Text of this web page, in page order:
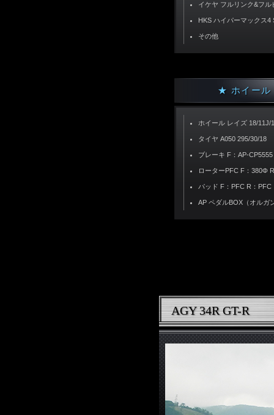
イケヤ フルリンク&フル
HKS ハイパーマックス4
その他
★ ホイール
ホイール レイズ 18/11J/
タイヤ A050 295/30/18
ブレーキ F：AP-
ローターPFC F：380Φ
パッド F：PFC R：PFC
AP ペダルBOX（オルガ
AGY 34R GT-R